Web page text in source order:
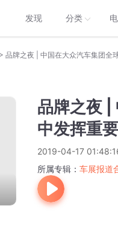
发现 分类
> 品牌之夜 | 中国在大众汽车集团全
品牌之夜 |
中发挥重
2019-04-17
所属专辑： 车展报道